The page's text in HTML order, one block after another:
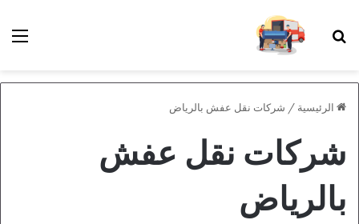
بحث عن
الرئيسية / شركات نقل عفش بالرياض
شركات نقل عفش
بالرياض